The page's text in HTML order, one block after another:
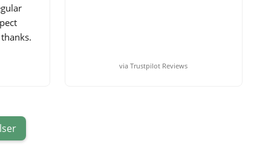
via Trustpilot Reviews